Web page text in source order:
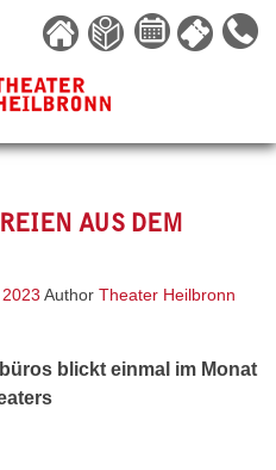
AUS DEM
Author Theater Heilbronn
blickt einmal im Monat